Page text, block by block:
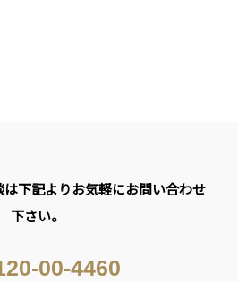
下記よりお気軽にお問い合わせ
下さい。
00-4460